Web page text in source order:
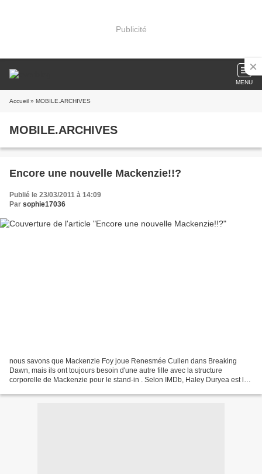
Publicité
MENU
Accueil » MOBILE.ARCHIVES
MOBILE.ARCHIVES
Encore une nouvelle Mackenzie!!?
Publié le 23/03/2011 à 14:09
Par sophie17036
nous savons que Mackenzie Foy joue Renesmée Cullen dans Breaking
Dawn, mais ils ont toujours besoin d'une autre fille avec la structure
corporelle de Mackenzie pour le stand-in . Selon IMDb, Haley Duryea est la